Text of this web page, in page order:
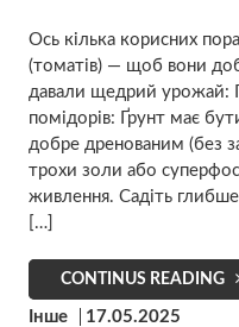
Ось кілька корисних
(томатів) — щоб вони
давали щедрий урожай:
помідорів: Ґрунт має
добре дренованим (без
трохи золи або
живлення. Садіть
[…]
CONTINUS READING
Інше 17.05.2025